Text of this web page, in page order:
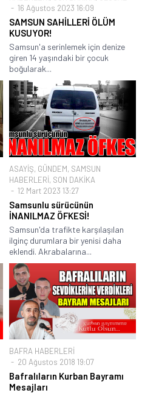
16 Ağustos 2023 16:09
SAMSUN SAHİLLERİ ÖLÜM
KUSUYOR!
Samsun'a serinlemek için denize
giren 14 yaşındaki bir çocuk
boğularak...
ASAYİŞ, GÜNDEM, SAMSUN
HABERLERİ, SON DAKİKA
12 Mart 2023 13:27
Samsunlu sürücünün
İNANILMAZ ÖFKESİ!
Samsun'da trafikte karşılaşılan
ilginç durumlara bir yenisi daha
eklendi. Akrabalarına...
BAFRA HABERLERİ
20 Ağustos 2018 19:07
Bafralıların Kurban Bayramı
Mesajları